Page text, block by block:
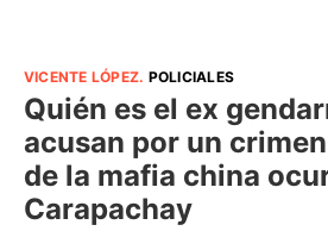
VICENTE LÓPEZ. POLICIALES
Quién es el ex
acusan por un
de la mafia china
Carapachay